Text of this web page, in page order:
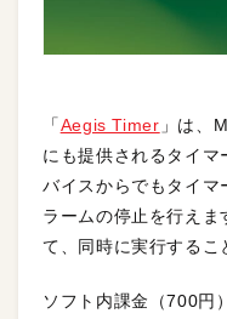
「Aegis Timer 」は、
にも提供されるタイ
バイスからでもタイマ
ラームの停止を行え
て、同時に実行するこ
ソフト内課金（700円